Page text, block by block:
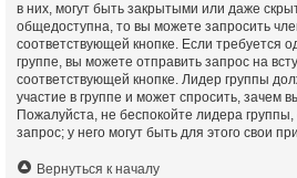
в них, могут быть закрытыми или даже
общедоступна, то вы можете запросить
соответствующей кнопке. Если требуется
группе, вы можете отправить запрос на
соответствующей кнопке. Лидер группы
участие в группе и может спросить, зачем
Пожалуйста, не беспокойте лидера
запрос; у него могут быть для этого свои
Вернуться к началу